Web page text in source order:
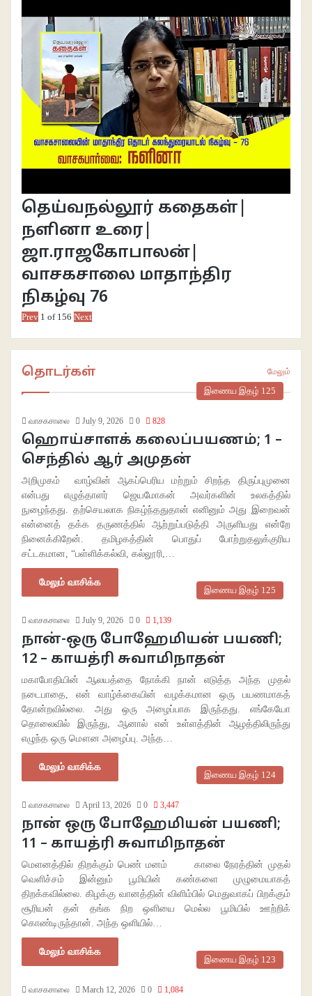
தெய்வநல்லூர் கதைகள்|
நளினா உரை|
ஜா.ராஜகோபாலன்|
வாசகசாலை மாதாந்திர
நிகழ்வு 76
Prev 1 of 156 Next
தொடர்கள் மேலும்
இணைய இதழ் 125
வாசகசாலை July 9, 2026 0 828
ஹொய்சாளக் கலைப்பயணம்; 1 –
செந்தில் ஆர் அமுதன்
அறிமுகம் வாழ்வின் ஆகப்பெரிய மற்றும் சிறந்த திருப்புமுனை
என்பது எழுத்தாளர் ஜெயமோகன் அவர்களின் உலகத்தில்
நுழைந்தது. தற்செயலாக நிகழ்ந்ததுதான் எனினும் அது இறைவன்
என்னைத் தக்க தருணத்தில் ஆற்றுப்படுத்தி அருளியது என்றே
நினைக்கிறேன். தமிழகத்தின் பொதுப் போற்றுதலுக்குரிய
சட்டகமான, “பள்ளிக்கல்வி, கல்லூரி,…
மேலும் வாசிக்க
இணைய இதழ் 125
வாசகசாலை July 9, 2026 0 1,139
நான்-ஒரு போஹேமியன் பயணி;
12 – காயத்ரி சுவாமிநாதன்
மகாபோதியின் ஆலயத்தை நோக்கி நான் எடுத்த அந்த முதல்
நடைபாதை, என் வாழ்க்கையின் வழக்கமான ஒரு பயணமாகத்
தோன்றவில்லை. அது ஒரு அழைப்பாக இருந்தது. எங்கேயோ
தொலைவில் இருந்து, ஆனால் என் உள்ளத்தின் ஆழத்திலிருந்து
எழுந்த ஒரு மௌன அழைப்பு. அந்த…
மேலும் வாசிக்க
இணைய இதழ் 124
வாசகசாலை April 13, 2026 0 3,447
நான் ஒரு போஹேமியன் பயணி;
11 – காயத்ரி சுவாமிநாதன்
மெளனத்தில் திறக்கும் பெண் மனம் காலை நேரத்தின் முதல்
வெளிச்சம் இன்னும் பூமியின் கண்களை முழுமையாகத்
திறக்கவில்லை. கிழக்கு வானத்தின் விளிம்பில் மெதுவாகப் பிறக்கும்
சூரியன் தன் தங்க நிற ஒளியை மெல்ல பூமியில் ஊற்றிக்
கொண்டிருந்தான். அந்த ஒளியில்…
மேலும் வாசிக்க
இணைய இதழ் 123
வாசகசாலை March 12, 2026 0 1,084